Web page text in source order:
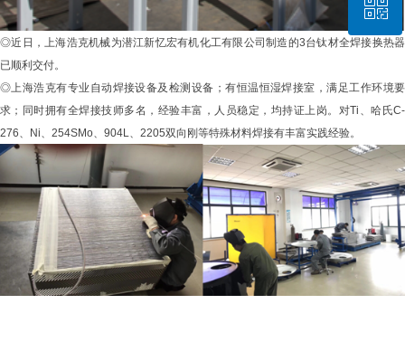
◎近日，上海浩克机械为潜江新忆宏有机化工有限公司制造的3台钛材全焊接换热器
已顺利交付。
◎上海浩克有专业自动焊接设备及检测设备；有恒温恒湿焊接室，满足工作环境要
求；同时拥有全焊接技师多名，经验丰富，人员稳定，均持证上岗。对Ti、哈氏C-
276、Ni、254SMo、904L、2205双向刚等特殊材料焊接有丰富实践经验。
021-57230091
ꀥ